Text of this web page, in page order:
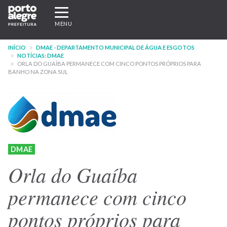
Pular
para
conteúdo
principal
Expandir/recolher
navegação
MENU
INÍCIO
DMAE - DEPARTAMENTO MUNICIPAL DE ÁGUA E ESGOTOS
NOTÍCIAS: DMAE
ORLA DO GUAÍBA PERMANECE COM CINCO PONTOS PRÓPRIOS PARA
BANHO NA ZONA SUL
DMAE
Orla do Guaíba
permanece com cinco
pontos próprios para